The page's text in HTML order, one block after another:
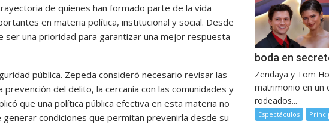
de quienes han formado parte de la vida
en materia política, institucional y social. Desde
una prioridad para garantizar una mejor respuesta
pública. Zepeda consideró necesario revisar las
del delito, la cercanía con las comunidades y
que una política pública efectiva en esta materia no
condiciones que permitan prevenirla desde su
boda en
Zendaya y Tom
matrimonio en un
rodeados...
Espectáculos